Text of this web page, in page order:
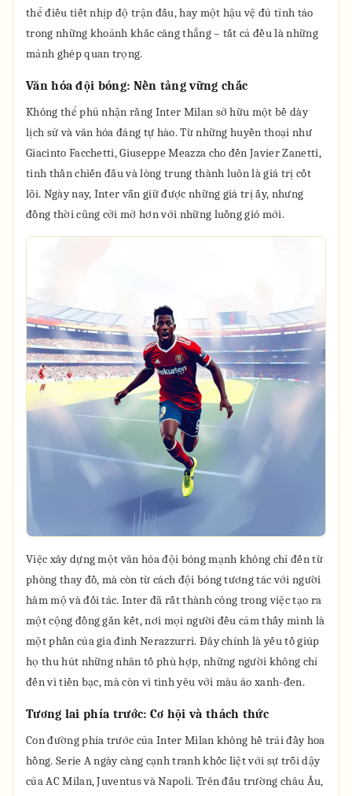
thể điều tiết nhịp độ trận đấu, hay một hậu vệ đủ tỉnh táo
trong những khoảnh khắc căng thẳng – tất cả đều là những
mảnh ghép quan trọng.
Văn hóa đội bóng: Nền tảng vững chắc
Không thể phủ nhận rằng Inter Milan sở hữu một bề dày
lịch sử và văn hóa đáng tự hào. Từ những huyền thoại như
Giacinto Facchetti, Giuseppe Meazza cho đến Javier Zanetti,
tinh thần chiến đấu và lòng trung thành luôn là giá trị cốt
lõi. Ngày nay, Inter vẫn giữ được những giá trị ấy, nhưng
đồng thời cũng cởi mở hơn với những luồng gió mới.
Việc xây dựng một văn hóa đội bóng mạnh không chỉ đến từ
phòng thay đồ, mà còn từ cách đội bóng tương tác với người
hâm mộ và đối tác. Inter đã rất thành công trong việc tạo ra
một cộng đồng gắn kết, nơi mọi người đều cảm thấy mình là
một phần của gia đình Nerazzurri. Đây chính là yếu tố giúp
họ thu hút những nhân tố phù hợp, những người không chỉ
đến vì tiền bạc, mà còn vì tình yêu với màu áo xanh-đen.
Tương lai phía trước: Cơ hội và thách thức
Con đường phía trước của Inter Milan không hề trải đầy hoa
hồng. Serie A ngày càng cạnh tranh khốc liệt với sự trỗi dậy
của AC Milan, Juventus và Napoli. Trên đấu trường châu Âu,